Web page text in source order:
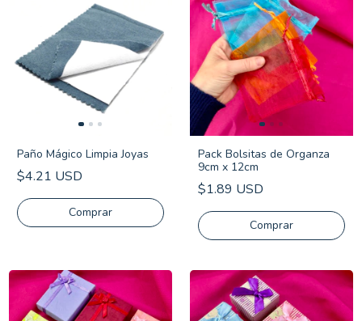
Paño Mágico Limpia Joyas
$4.21 USD
Pack Bolsitas de Organza
9cm x 12cm
$1.89 USD
Comprar